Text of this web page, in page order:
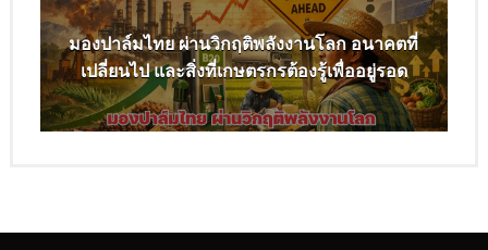
มองปาล์มไทย ผ่านวิกฤติพลังงานโลก อนาคตที่
เปลี่ยนไป และสิ่งที่เกษตรกรต้องรู้เพื่ออยู่รอด